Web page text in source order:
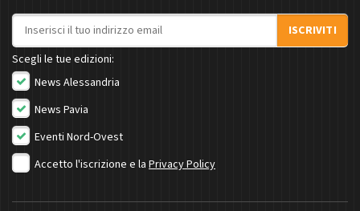
Indirizzo email
ISCRIVITI
Scegli le tue edizioni:
News Alessandria
News Pavia
Eventi Nord-Ovest
Accetto l'iscrizione e la Privacy Policy